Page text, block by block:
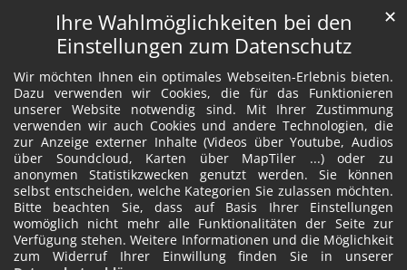
Ihre Wahlmöglichkeiten bei den
Einstellungen zum Datenschutz
Wir möchten Ihnen ein optimales Webseiten-Erlebnis bieten.
Dazu verwenden wir Cookies, die für das Funktionieren
unserer Website notwendig sind. Mit Ihrer Zustimmung
verwenden wir auch Cookies und andere Technologien, die
zur Anzeige externer Inhalte (Videos über Youtube, Audios
über Soundcloud, Karten über MapTiler ...) oder zu
anonymen Statistikzwecken genutzt werden. Sie können
selbst entscheiden, welche Kategorien Sie zulassen möchten.
Bitte beachten Sie, dass auf Basis Ihrer Einstellungen
womöglich nicht mehr alle Funktionalitäten der Seite zur
Verfügung stehen. Weitere Informationen und die Möglichkeit
zum Widerruf Ihrer Einwillung finden Sie in unserer
✕